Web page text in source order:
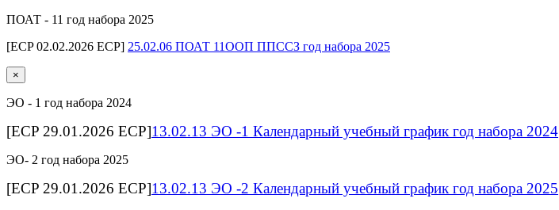
ПОАТ - 11 год набора 2025
[ECP 02.02.2026 ECP] 25.02.06 ПОАТ 11ООП ППССЗ год набора 2025
×
ЭО - 1 год набора 2024
[ECP 29.01.2026 ECP]13.02.13 ЭО -1 Календарный учебный график год набора 2024
ЭО- 2 год набора 2025
[ECP 29.01.2026 ECP]13.02.13 ЭО -2 Календарный учебный график год набора 2025